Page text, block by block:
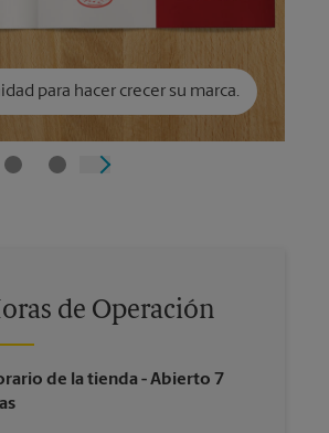
para hacer crecer su marca.
de Operación
de la tienda - Abierto 7